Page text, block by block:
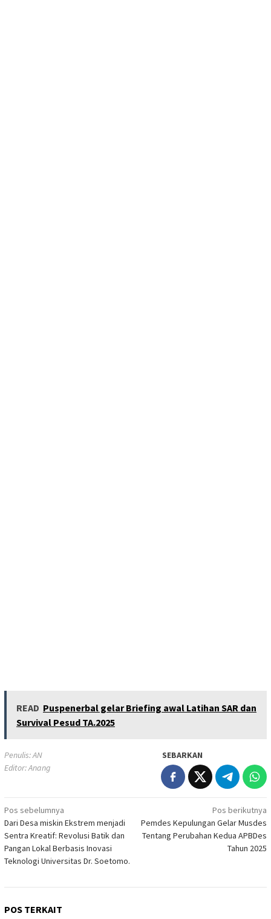
READ Puspenerbal gelar Briefing awal Latihan SAR dan
Survival Pesud TA.2025
Penulis: AN
Editor: Anang
SEBARKAN
Navigasi
pos
Pos sebelumnya
Dari Desa miskin Ekstrem menjadi
Sentra Kreatif: Revolusi Batik dan
Pangan Lokal Berbasis Inovasi
Teknologi Universitas Dr. Soetomo.
Pos berikutnya
Pemdes Kepulungan Gelar Musdes
Tentang Perubahan Kedua APBDes
Tahun 2025
POS TERKAIT